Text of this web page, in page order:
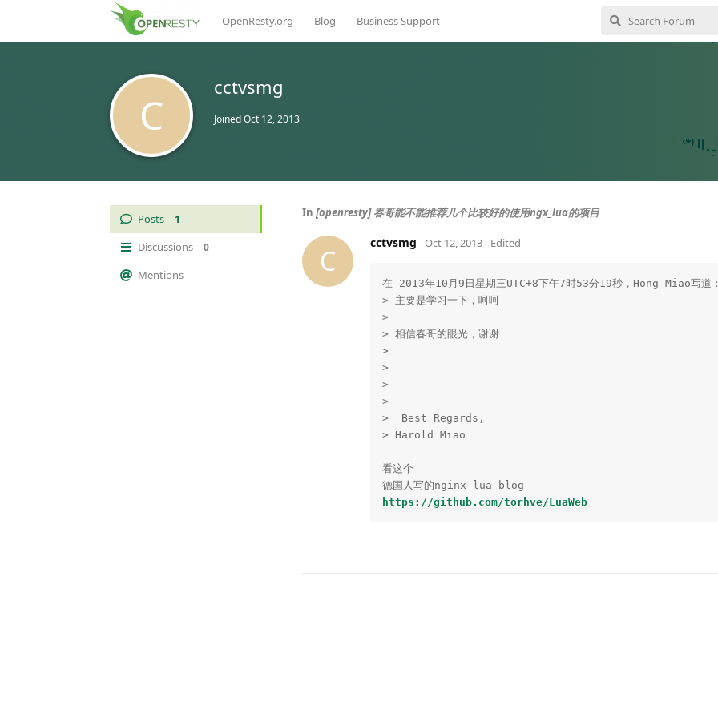
OpenResty.org Blog Business Support
C
cctvsmg
JoinedOct 12, 2013
Posts 1
Discussions 0
Mentions
In [openresty] 春哥能不能推荐几个比较好的使用ngx_lua的项目
C
cctvsmg Oct 12, 2013 Edited
在 2013年10月9日星期三UTC+8下午7时53分19秒，Hong Miao写道：
> 主要是学习一下，呵呵
>
> 相信春哥的眼光，谢谢
>
>
> --
>
>  Best Regards,
> Harold Miao
看这个
https://github.com/torhve/LuaWeb